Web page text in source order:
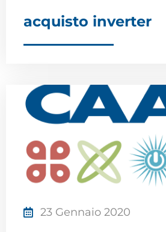
acquisto inverter
23 Gennaio 2020